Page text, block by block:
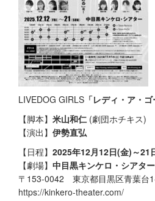
LIVEDOG GIRLS 「レディ・ア・
【脚本】 米山和仁 (劇団ホチキス)
【演出】 伊勢直弘
【日程】 2025年12月12日(金)～21
【劇場】 中目黒キンケロ・シアター
〒153-0042 東京都目黒区青葉台
https://kinkero-theater.com/